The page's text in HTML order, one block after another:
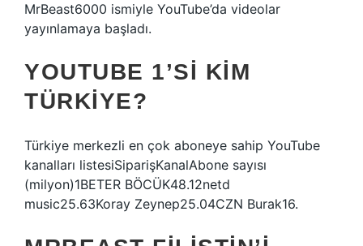
MrBeast6000 ismiyle YouTube’da videolar
yayınlamaya başladı.
YOUTUBE 1’SI KIM
TÜRKIYE?
Türkiye merkezli en çok aboneye sahip YouTube
kanalları listesiSiparişKanalAbone sayısı
(milyon)1BETER BÖCÜK48.12netd
music25.63Koray Zeynep25.04CZN Burak16.